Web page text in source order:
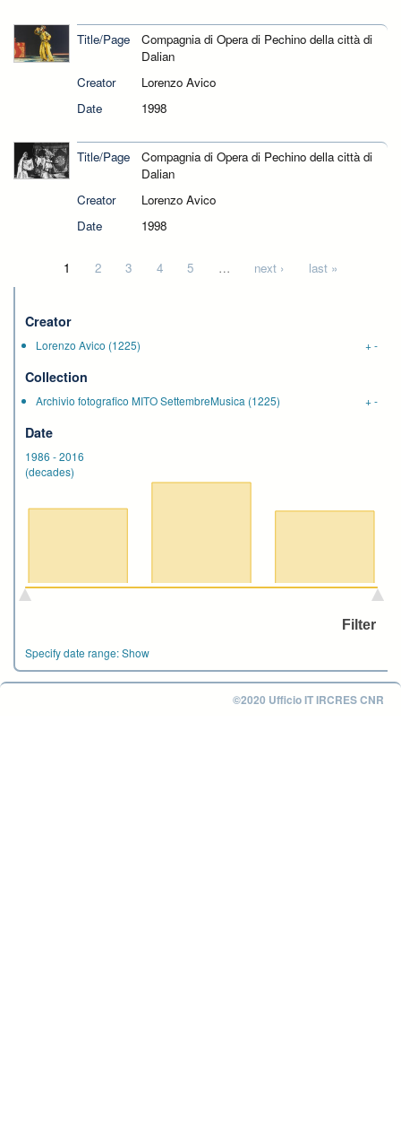
Title/Page
Compagnia di Opera di Pechino della città di
Dalian
Creator
Lorenzo Avico
Date
1998
Title/Page
Compagnia di Opera di Pechino della città di
Dalian
Creator
Lorenzo Avico
Date
1998
1 2 3 4 5 … next › last »
Creator
Lorenzo Avico (1225) +-
Collection
Archivio fotografico MITO SettembreMusica (1225) +-
Date
1986 -2016
(decades)
Specify date range:Show
©2020 Ufficio IT IRCRES CNR